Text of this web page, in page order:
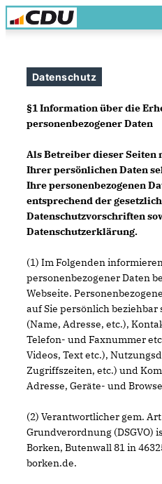
Datenschutz
§1 Information über die
personenbezogener Daten
Als Betreiber dieser Seiten
Ihrer persönlichen Daten
Ihre personenbezogenen
entsprechend der
Datenschutzvorschriften
Datenschutzerklärung.
(1) Im Folgenden
personenbezogener Daten
Webseite.
auf Sie persönlich beziehbar
(Name, Adresse, etc.),
Telefon- und Faxnummer
Videos, Text etc.),
Zugriffszeiten, etc.) und
Adresse, Geräte- und
(2) Verantwortlicher gem.
Grundverordnung (DSGVO)
Borken, Butenwall 81 in
borken.de.